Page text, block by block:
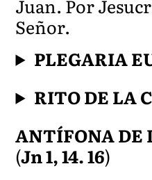
Juan. Por
Señor.
PLEGARIA
RITO DE LA
ANTÍFONA DE
(Jn 1, 14. 16)